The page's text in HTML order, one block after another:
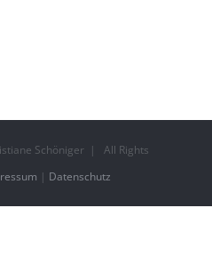
Schöniger | All Rights
| Datenschutz